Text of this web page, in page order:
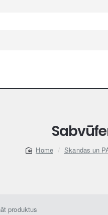
Skandas un
produktus